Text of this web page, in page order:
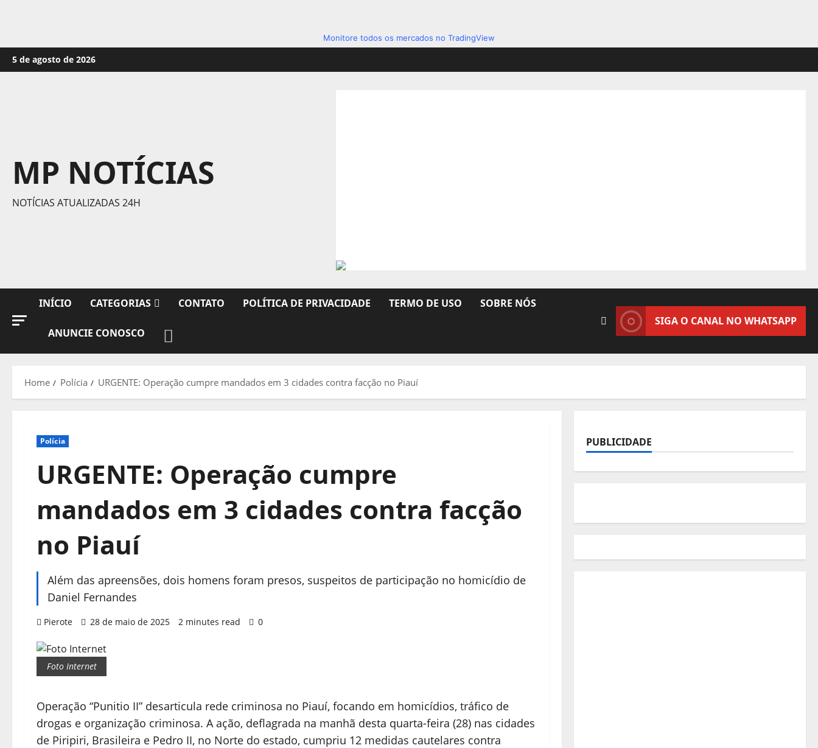
Monitore todos os mercados no TradingView
Skip
to
5 de agosto de 2026
MP NOTÍCIAS
NOTÍCIAS ATUALIZADAS 24H
INÍCIO CATEGORIAS CONTATO POLÍTICA DE PRIVACIDADE TERMO DE USO SOBRE NÓS
ANUNCIE CONOSCO
SIGA O CANAL NO WHATSAPP
Home Polícia URGENTE: Operação cumpre mandados em 3 cidades contra facção no Piauí
Polícia
URGENTE: Operação cumpre
mandados em 3 cidades contra facção
no Piauí
Além das apreensões, dois homens foram presos, suspeitos de participação no homicídio de
Daniel Fernandes
Pierote 28 de maio de 2025 2 minutes read 0
Foto Internet
Operação “Punitio II” desarticula rede criminosa no Piauí, focando em homicídios, tráfico de
drogas e organização criminosa. A ação, deflagrada na manhã desta quarta-feira (28) nas cidades
de Piripiri, Brasileira e Pedro II, no Norte do estado, cumpriu 12 medidas cautelares contra
PUBLICIDADE